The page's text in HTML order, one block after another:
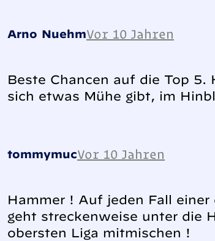
Arno NuehmVor 10 Jahren
Beste Chancen auf die Top
sich etwas Mühe gibt, im
tommymucVor 10 Jahren
Hammer ! Auf jeden Fall
geht streckenweise unter die
obersten Liga mitmischen !